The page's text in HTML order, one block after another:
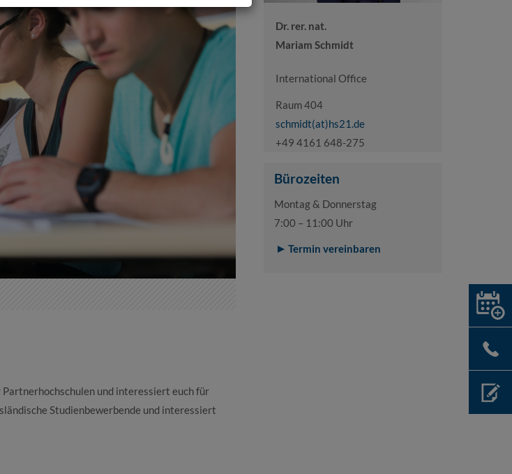
und interessiert euch für
Studienbewerbende und interessiert
Dr. rer. nat.
Mariam Schmidt
International Office
Raum 404
schmidt(at)hs21.de
+49 4161 648-275
Bürozeiten
Montag & Donnerstag
7:00 – 11:00 Uhr
Termin vereinbaren